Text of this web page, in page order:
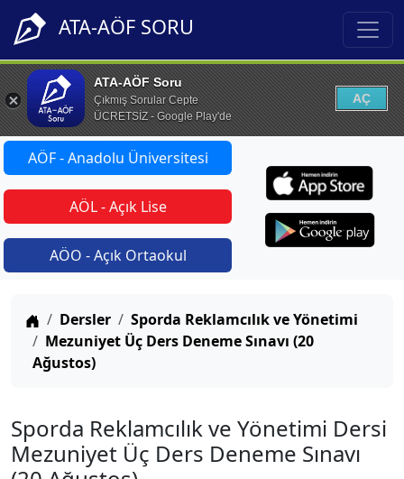
ATA-AÖF SORU
ATA-AÖF Soru
Çıkmış Sorular Cepte
ÜCRETSİZ - Google Play'de
AÇ
AÖF - Anadolu Üniversitesi
AÖL - Açık Lise
AÖO - Açık Ortaokul
Anasayfa
Dersler
Sporda Reklamcılık ve Yönetimi
Mezuniyet Üç Ders Deneme Sınavı (20
Ağustos)
Sporda Reklamcılık ve Yönetimi Dersi
Mezuniyet Üç Ders Deneme Sınavı